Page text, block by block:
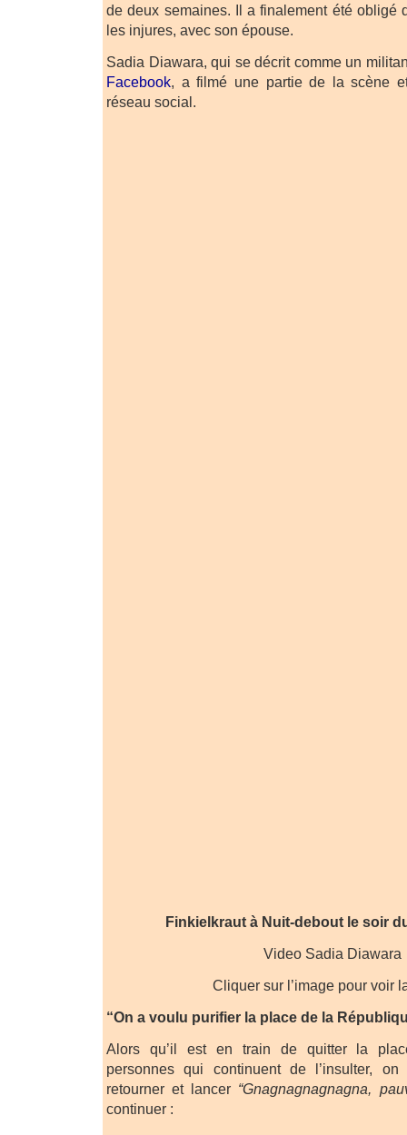
de deux semaines. Il a finalement été obligé
les injures, avec son épouse.
Sadia Diawara, qui se décrit comme un
Facebook , a filmé une partie de la scène
réseau social.
Finkielkraut à Nuit-debout le soir
Video Sadia Diawara
Cliquer sur l’image pour voir
“On a voulu purifier la place de la
Alors qu’il est en train de quitter la
personnes qui continuent de l’insulter,
retourner et lancer “Gnagnagnagnagna,
continuer :